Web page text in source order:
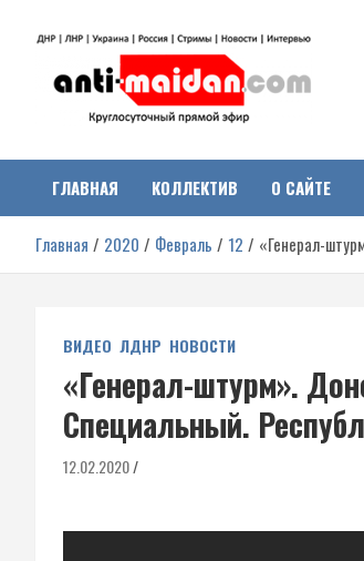
Антимайдан:
Гражданская
Украине
о гражданской войне на Украине, включая
ДНР, ЛНР и других регионах.
ГЛАВНАЯ КОЛЛЕКТИВ О САЙТЕ
Главная 2020 Февраль 12 «Генерал-
ВИДЕО ЛДНР НОВОСТИ
«Генерал-штурм».
Специальный.
12.02.2020